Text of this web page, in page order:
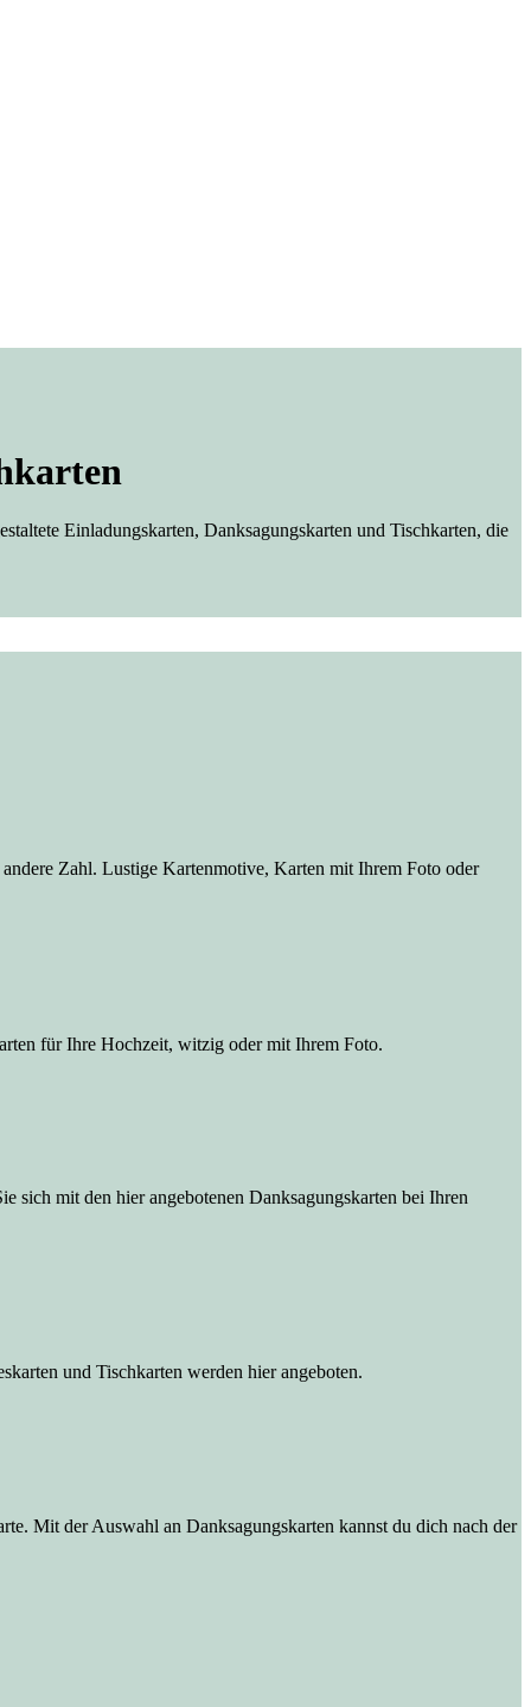
Einladungskarten, Danksagungskarten und Tischkarten, die
Zahl. Lustige Kartenmotive, Karten mit Ihrem Foto oder
für Ihre Hochzeit, witzig oder mit Ihrem Foto.
sich mit den hier angebotenen Danksagungskarten bei Ihren
und Tischkarten werden hier angeboten.
Mit der Auswahl an Danksagungskarten kannst du dich nach der